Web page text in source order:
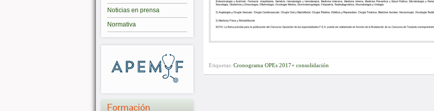
Noticias en prensa
Normativa
Formación
Etiquetas: Cronograma OPEs 2017+ consolidación